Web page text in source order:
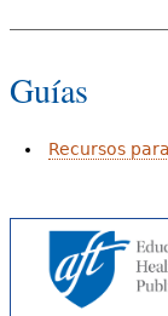
Guías
Recursos